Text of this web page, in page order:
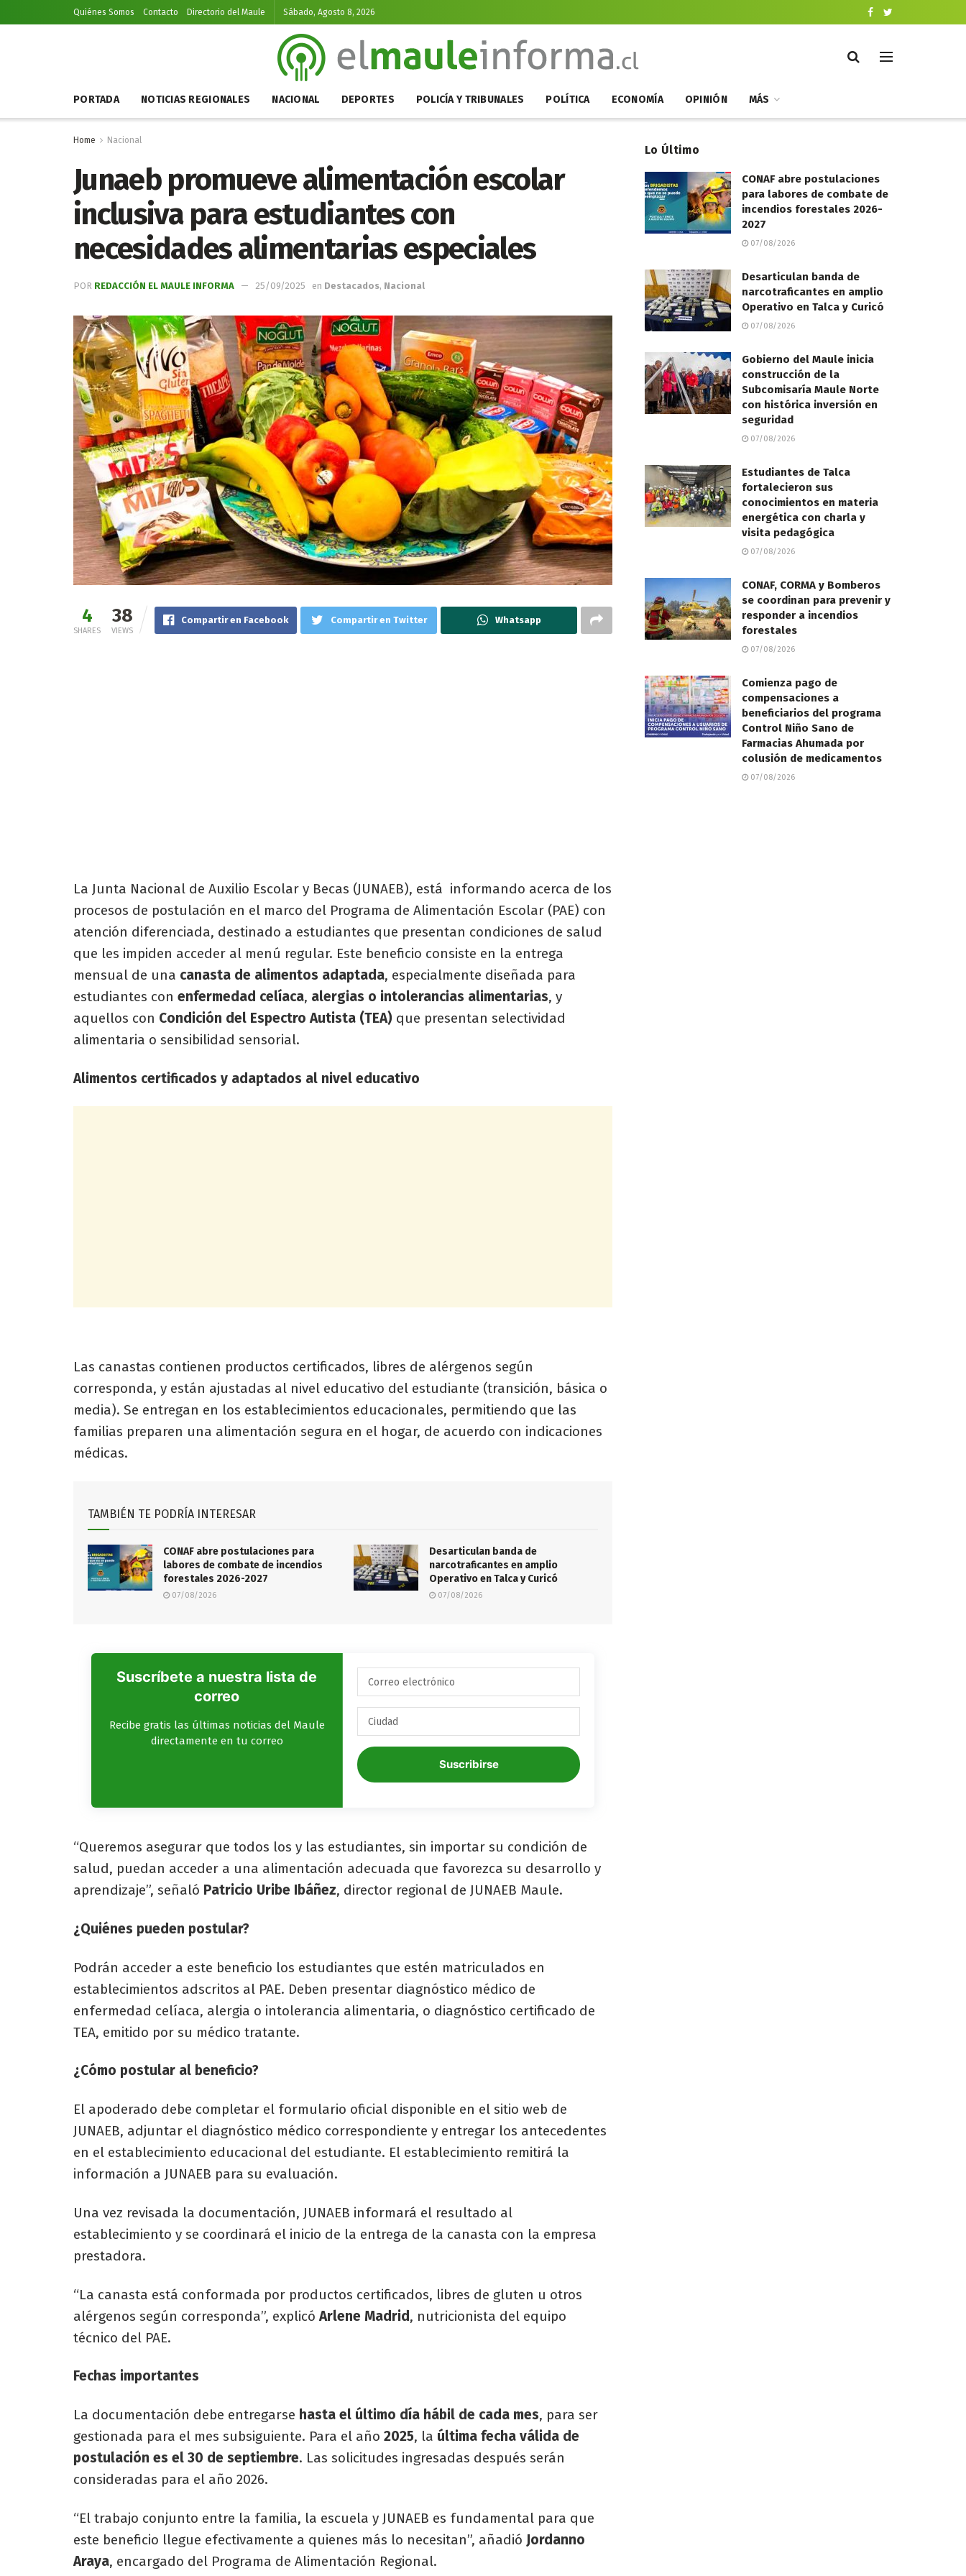
Quiénes Somos Contacto Directorio del Maule Sábado, Agosto 8, 2026
PORTADA NOTICIAS REGIONALES NACIONAL DEPORTES POLICÍA Y TRIBUNALES POLÍTICA ECONOMÍA OPINIÓN MÁS
Home Nacional
Junaeb promueve alimentación escolar
inclusiva para estudiantes con
necesidades alimentarias especiales
POR REDACCIÓN EL MAULE INFORMA 25/09/2025 en Destacados, Nacional
4
SHARES
38
VIEWS
Compartir en Facebook Compartir en Twitter Whatsapp
La Junta Nacional de Auxilio Escolar y Becas (JUNAEB), está informando acerca de los
procesos de postulación en el marco del Programa de Alimentación Escolar (PAE) con
atención diferenciada, destinado a estudiantes que presentan condiciones de salud
que les impiden acceder al menú regular. Este beneficio consiste en la entrega
mensual de una canasta de alimentos adaptada, especialmente diseñada para
estudiantes con enfermedad celíaca, alergias o intolerancias alimentarias, y
aquellos con Condición del Espectro Autista (TEA) que presentan selectividad
alimentaria o sensibilidad sensorial.
Alimentos certificados y adaptados al nivel educativo
Las canastas contienen productos certificados, libres de alérgenos según
corresponda, y están ajustadas al nivel educativo del estudiante (transición, básica o
media). Se entregan en los establecimientos educacionales, permitiendo que las
familias preparen una alimentación segura en el hogar, de acuerdo con indicaciones
médicas.
TAMBIÉN TE PODRÍA INTERESAR
CONAF abre postulaciones para
labores de combate de incendios
forestales 2026-2027
07/08/2026
Desarticulan banda de
narcotraficantes en amplio
Operativo en Talca y Curicó
07/08/2026
Suscríbete a nuestra lista de
correo
Recibe gratis las últimas noticias del Maule
directamente en tu correo
Suscribirse
“Queremos asegurar que todos los y las estudiantes, sin importar su condición de
salud, puedan acceder a una alimentación adecuada que favorezca su desarrollo y
aprendizaje”, señaló Patricio Uribe Ibáñez, director regional de JUNAEB Maule.
¿Quiénes pueden postular?
Podrán acceder a este beneficio los estudiantes que estén matriculados en
establecimientos adscritos al PAE. Deben presentar diagnóstico médico de
enfermedad celíaca, alergia o intolerancia alimentaria, o diagnóstico certificado de
TEA, emitido por su médico tratante.
¿Cómo postular al beneficio?
El apoderado debe completar el formulario oficial disponible en el sitio web de
JUNAEB, adjuntar el diagnóstico médico correspondiente y entregar los antecedentes
en el establecimiento educacional del estudiante. El establecimiento remitirá la
información a JUNAEB para su evaluación.
Una vez revisada la documentación, JUNAEB informará el resultado al
establecimiento y se coordinará el inicio de la entrega de la canasta con la empresa
prestadora.
“La canasta está conformada por productos certificados, libres de gluten u otros
alérgenos según corresponda”, explicó Arlene Madrid, nutricionista del equipo
técnico del PAE.
Fechas importantes
La documentación debe entregarse hasta el último día hábil de cada mes, para ser
gestionada para el mes subsiguiente. Para el año 2025, la última fecha válida de
postulación es el 30 de septiembre. Las solicitudes ingresadas después serán
consideradas para el año 2026.
“El trabajo conjunto entre la familia, la escuela y JUNAEB es fundamental para que
este beneficio llegue efectivamente a quienes más lo necesitan”, añadió Jordanno
Araya, encargado del Programa de Alimentación Regional.
Lo Último
CONAF abre postulaciones
para labores de combate de
incendios forestales 2026-
2027
07/08/2026
Desarticulan banda de
narcotraficantes en amplio
Operativo en Talca y Curicó
07/08/2026
Gobierno del Maule inicia
construcción de la
Subcomisaría Maule Norte
con histórica inversión en
seguridad
07/08/2026
Estudiantes de Talca
fortalecieron sus
conocimientos en materia
energética con charla y
visita pedagógica
07/08/2026
CONAF, CORMA y Bomberos
se coordinan para prevenir y
responder a incendios
forestales
07/08/2026
Comienza pago de
compensaciones a
beneficiarios del programa
Control Niño Sano de
Farmacias Ahumada por
colusión de medicamentos
07/08/2026